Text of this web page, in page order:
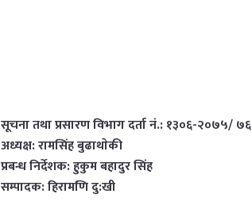
सूचना तथा प्रसारण विभाग दर्ता नं.: १३०६-२०७५/ ७६
अध्यक्ष: रामसिंह बुढाथाेकी
प्रबन्ध निर्देशक: हुकुम बहादुर सिंह
सम्पादक: हिरामणि दु:खी